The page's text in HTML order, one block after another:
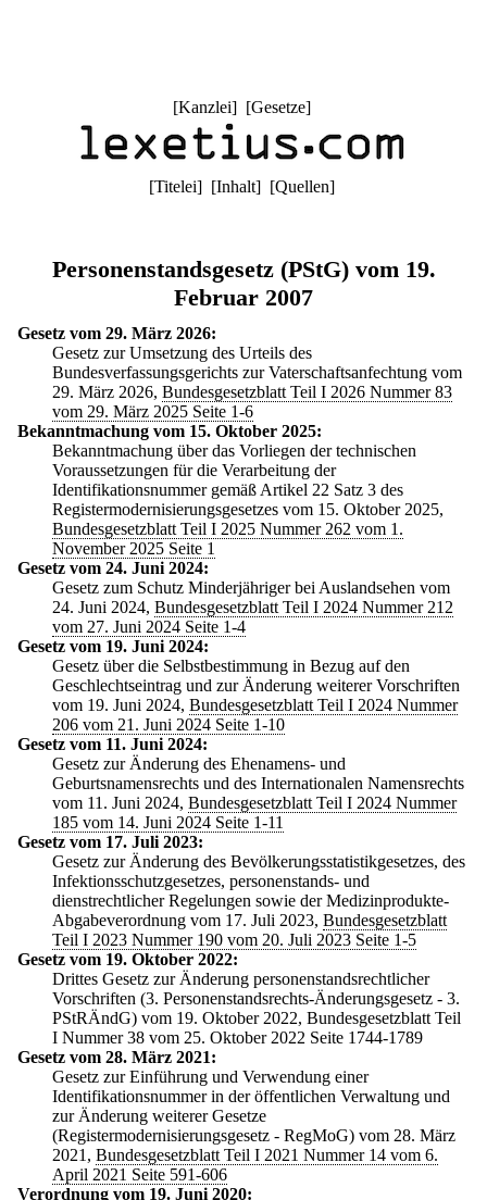
[Kanzlei] [Gesetze]
[Titelei] [Inhalt] [Quellen]
Personenstandsgesetz (PStG) vom 19.
Februar 2007
Gesetz vom 29. März 2026:
Gesetz zur Umsetzung des Urteils des
Bundesverfassungsgerichts zur Vaterschaftsanfechtung vom
29. März 2026, Bundesgesetzblatt Teil I 2026 Nummer 83
vom 29. März 2025 Seite 1-6
Bekanntmachung vom 15. Oktober 2025:
Bekanntmachung über das Vorliegen der technischen
Voraussetzungen für die Verarbeitung der
Identifikationsnummer gemäß Artikel 22 Satz 3 des
Registermodernisierungsgesetzes vom 15. Oktober 2025,
Bundesgesetzblatt Teil I 2025 Nummer 262 vom 1.
November 2025 Seite 1
Gesetz vom 24. Juni 2024:
Gesetz zum Schutz Minderjähriger bei Auslandsehen vom
24. Juni 2024, Bundesgesetzblatt Teil I 2024 Nummer 212
vom 27. Juni 2024 Seite 1-4
Gesetz vom 19. Juni 2024:
Gesetz über die Selbstbestimmung in Bezug auf den
Geschlechtseintrag und zur Änderung weiterer Vorschriften
vom 19. Juni 2024, Bundesgesetzblatt Teil I 2024 Nummer
206 vom 21. Juni 2024 Seite 1-10
Gesetz vom 11. Juni 2024:
Gesetz zur Änderung des Ehenamens- und
Geburtsnamensrechts und des Internationalen Namensrechts
vom 11. Juni 2024, Bundesgesetzblatt Teil I 2024 Nummer
185 vom 14. Juni 2024 Seite 1-11
Gesetz vom 17. Juli 2023:
Gesetz zur Änderung des Bevölkerungsstatistikgesetzes, des
Infektionsschutzgesetzes, personenstands- und
dienstrechtlicher Regelungen sowie der Medizinprodukte-
Abgabeverordnung vom 17. Juli 2023, Bundesgesetzblatt
Teil I 2023 Nummer 190 vom 20. Juli 2023 Seite 1-5
Gesetz vom 19. Oktober 2022:
Drittes Gesetz zur Änderung personenstandsrechtlicher
Vorschriften (3. Personenstandsrechts-Änderungsgesetz - 3.
PStRÄndG) vom 19. Oktober 2022, Bundesgesetzblatt Teil
I Nummer 38 vom 25. Oktober 2022 Seite 1744-1789
Gesetz vom 28. März 2021:
Gesetz zur Einführung und Verwendung einer
Identifikationsnummer in der öffentlichen Verwaltung und
zur Änderung weiterer Gesetze
(Registermodernisierungsgesetz - RegMoG) vom 28. März
2021, Bundesgesetzblatt Teil I 2021 Nummer 14 vom 6.
April 2021 Seite 591-606
Verordnung vom 19. Juni 2020: